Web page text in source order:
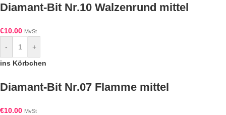
Diamant-Bit Nr.10 Walzenrund mittel
€10.00 MvSt
-
+
ins Körbchen
Diamant-Bit Nr.07 Flamme mittel
€10.00 MvSt